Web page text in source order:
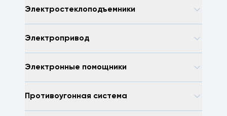
Электростеклоподъемники
Электропривод
Электронные помощники
Противоугонная система